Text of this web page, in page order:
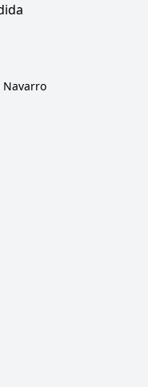
Navarro